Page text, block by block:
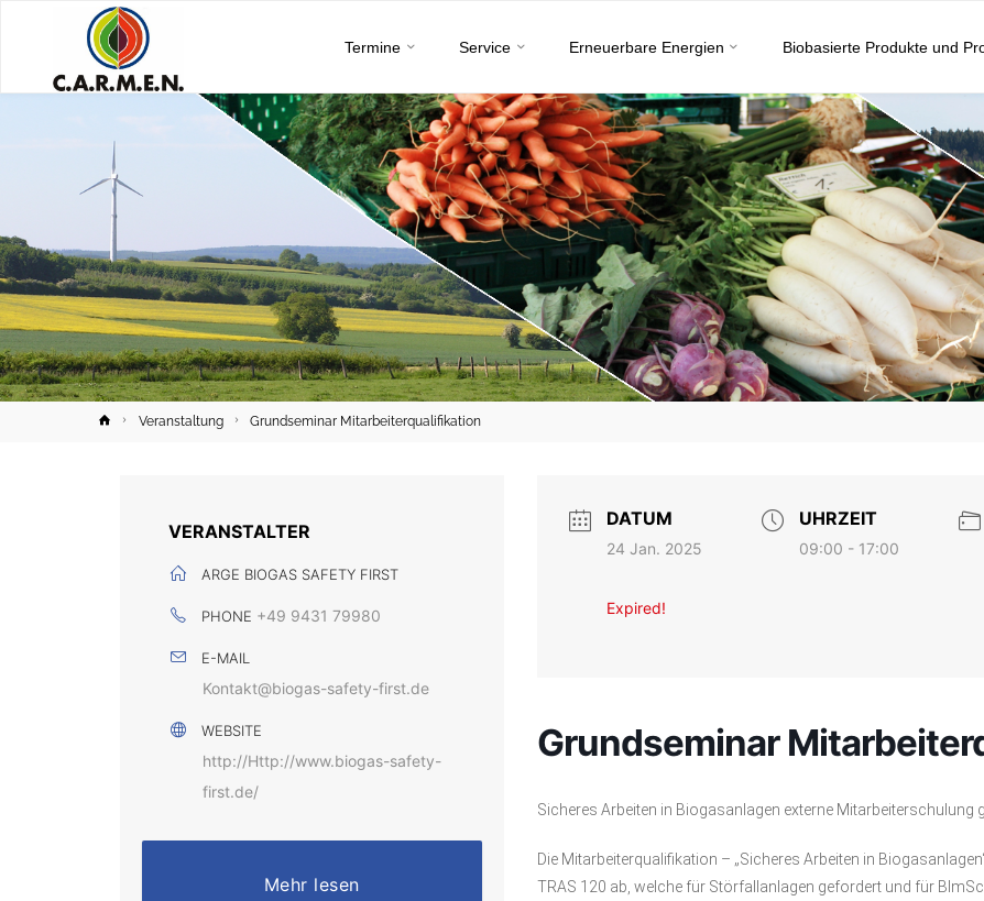
content
Termine Service Erneuerbare Energien Biobasierte Produkte und
HomeVeranstaltung Grundseminar Mitarbeiterqualifikation
VERANSTALTER
ARGE BIOGAS SAFETY FIRST
PHONE +49 9431 79980
E-MAIL
Kontakt@biogas-safety-first.de
WEBSITE
http://Http://www.biogas-safety-
first.de/
Mehr lesen
DATUM
24 Jan. 2025
Expired!
UHRZEIT
09:00 - 17:00
Grundseminar
Sicheres Arbeiten in Biogasanlagen externe Mitarbeiterschulung
Die Mitarbeiterqualifikation – „Sicheres Arbeiten in
TRAS 120 ab, welche für Störfallanlagen gefordert und für